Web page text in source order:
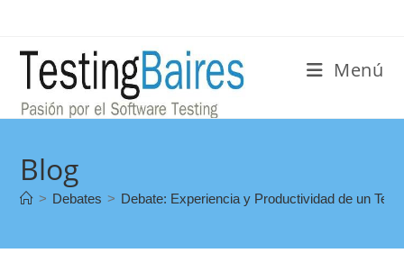
Menú
Blog
> Debates > Debate: Experiencia y Productividad de un